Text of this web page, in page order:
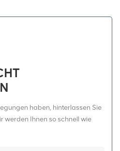
haben, hinterlassen Sie
werden Ihnen so schnell wie